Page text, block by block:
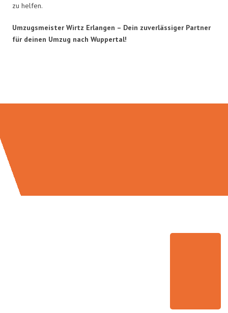
zu helfen.
Umzugsmeister Wirtz Erlangen – Dein zuverlässiger Partner
für deinen Umzug nach Wuppertal!